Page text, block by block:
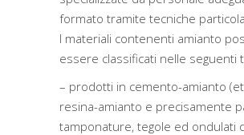
formato tramite tecniche
I materiali contenenti amianto
essere classificati nelle seguenti
– prodotti in cemento-amianto
resina-amianto e precisamente
tamponature, tegole ed ondulati